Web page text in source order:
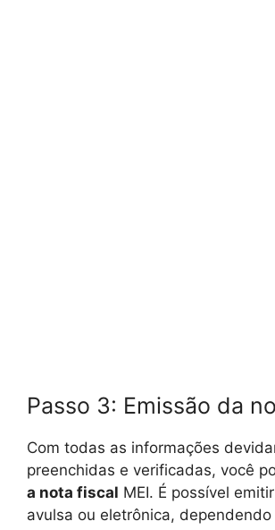
Passo 3: Emissão da
Com todas as informações
preenchidas e verificadas, você
a nota fiscal MEI. É possível
avulsa ou eletrônica, dependendo